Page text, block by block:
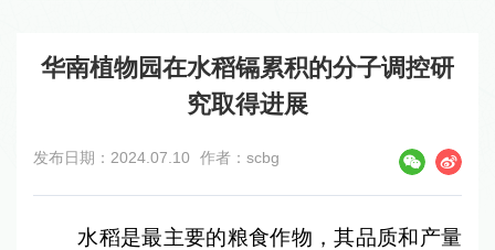
华南植物园在水稻镉累积的分子调控研
究取得进展
发布日期：2024.07.10 作者：scbg
水稻是最主要的粮食作物，其品质和产量